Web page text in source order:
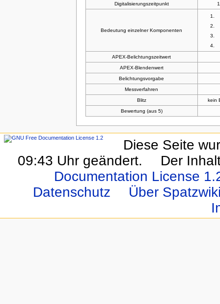
Digitalisierungszeitpunkt
Bedeutung einzelner Komponenten
APEX-Belichtungszeitwert
APEX-Blendenwert
Belichtungsvorgabe
Messverfahren
Blitz
kein
Bewertung (aus 5)
Diese Seite
09:43 Uhr geändert.
Der
Documentation License
Datenschutz
Über